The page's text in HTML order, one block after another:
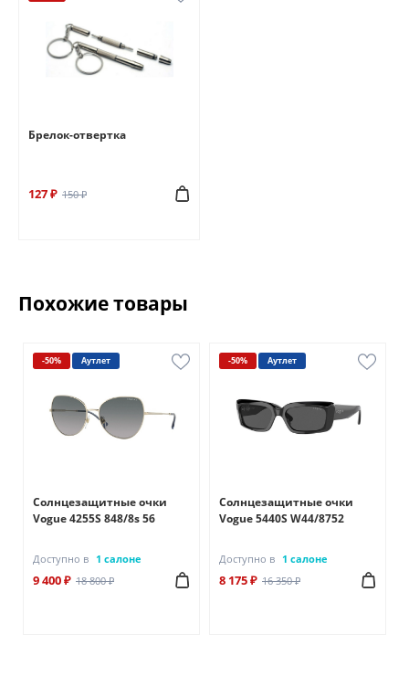
Брелок-отвертка
127 ₽ 150 ₽
Похожие товары
-50% Аутлет
Солнцезащитные очки
Vogue 4255S 848/8s 56
Доступно в 1 салоне
9 400 ₽ 18 800 ₽
-50% Аутлет
Солнцезащитные очки
Vogue 5440S W44/8752
Доступно в 1 салоне
8 175 ₽ 16 350 ₽